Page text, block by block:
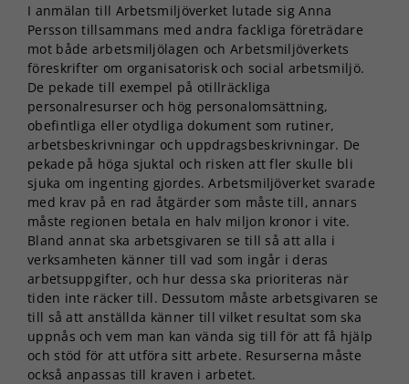
I anmälan till Arbetsmiljöverket lutade sig Anna
Persson tillsammans med andra fackliga företrädare
mot både arbetsmiljölagen och Arbetsmiljöverkets
föreskrifter om organisatorisk och social arbetsmiljö.
De pekade till exempel på otillräckliga
personalresurser och hög personalomsättning,
obefintliga eller otydliga dokument som rutiner,
arbetsbeskrivningar och uppdragsbeskrivningar. De
pekade på höga sjuktal och risken att fler skulle bli
sjuka om ingenting gjordes. Arbetsmiljöverket svarade
med krav på en rad åtgärder som måste till, annars
måste regionen betala en halv miljon kronor i vite.
Bland annat ska arbetsgivaren se till så att alla i
verksamheten känner till vad som ingår i deras
arbetsuppgifter, och hur dessa ska prioriteras när
tiden inte räcker till. Dessutom måste arbetsgivaren se
till så att anställda känner till vilket resultat som ska
uppnås och vem man kan vända sig till för att få hjälp
och stöd för att utföra sitt arbete. Resurserna måste
också anpassas till kraven i arbetet.